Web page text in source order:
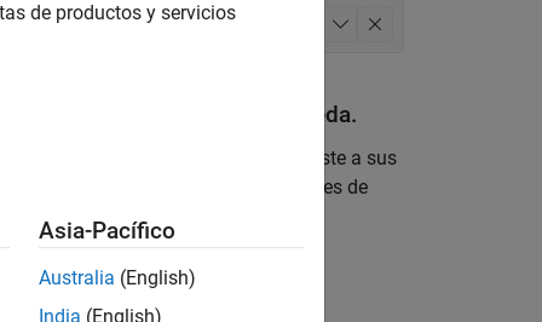
Marketing Services
con sus criterios de búsqueda.
ninguna vacante que se ajuste a sus
sobre nuevas oportunidades de
todos los empleos en su zona.
de productos y servicios
Asia-Pacífico
Australia (English)
India (English)